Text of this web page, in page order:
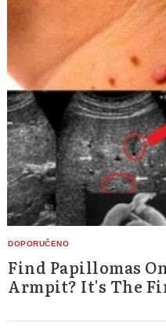
Find Papillomas
Armpit? It's The